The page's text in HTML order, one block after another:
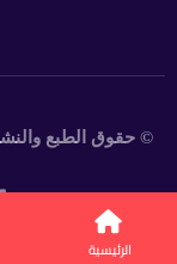
© حقوق الطبع والنشر
الرئيسية